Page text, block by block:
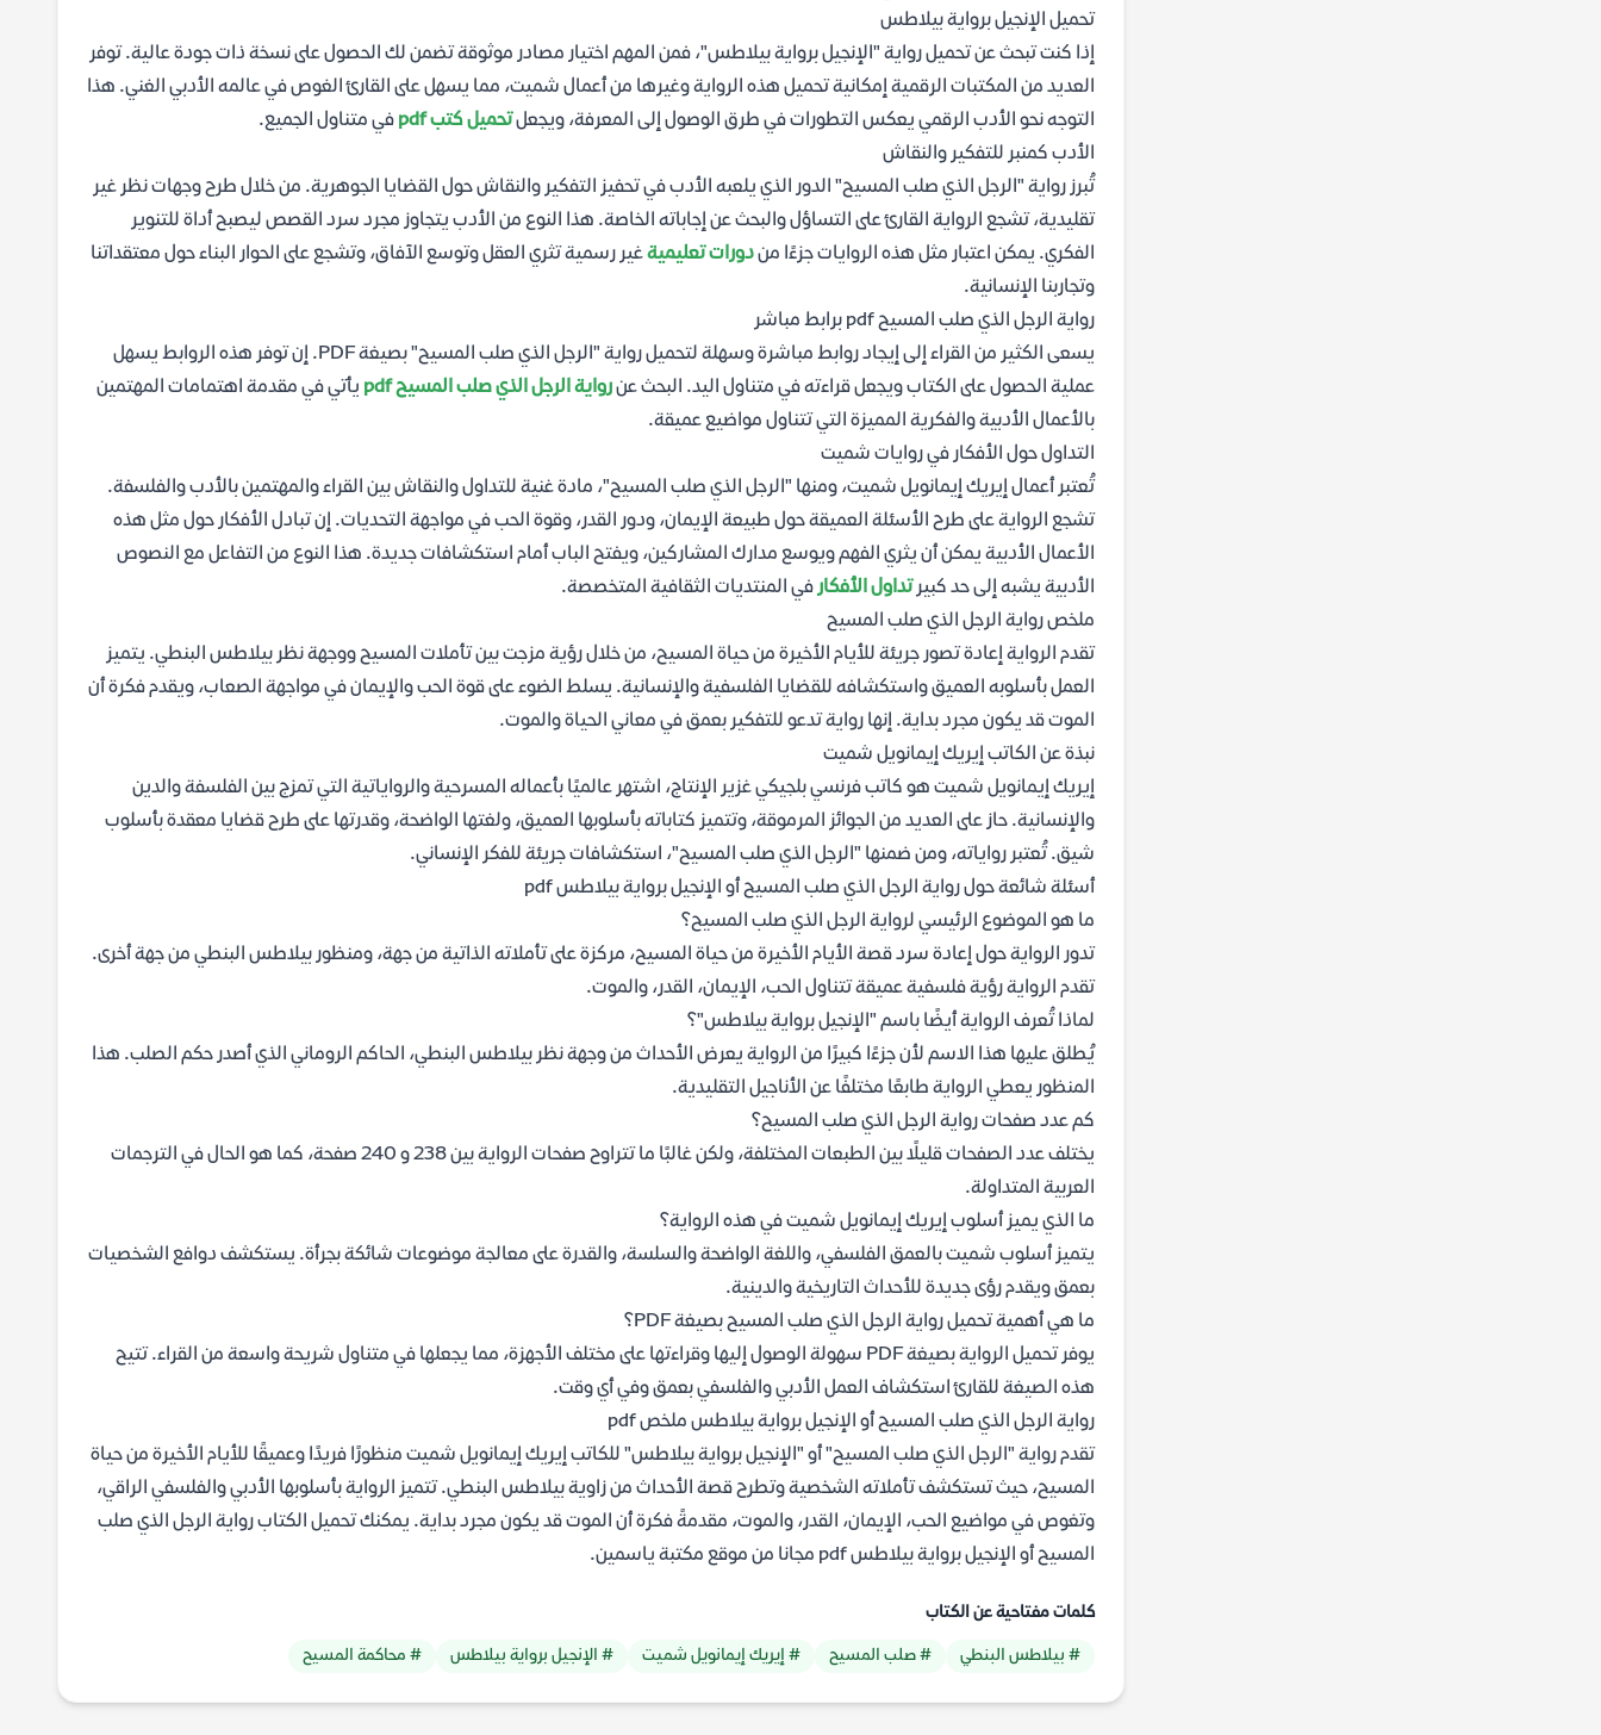
تحميل الإنجيل برواية بيلاطس
إذا كنت تبحث عن تحميل رواية "الإنجيل برواية بيلاطس"، فمن المهم اختيار مصادر موثوقة تضمن لك الحصول على نسخة ذات جودة عالية. توفر
العديد من المكتبات الرقمية إمكانية تحميل هذه الرواية وغيرها من أعمال شميت، مما يسهل على القارئ الغوص في عالمه الأدبي الغني. هذا
التوجه نحو الأدب الرقمي يعكس التطورات في طرق الوصول إلى المعرفة، ويجعلتحميل كتب pdf
في متناول الجميع.
الأدب كمنبر للتفكير والنقاش
تُبرز رواية "الرجل الذي صلب المسيح" الدور الذي يلعبه الأدب في تحفيز التفكير والنقاش حول القضايا الجوهرية. من خلال طرح وجهات نظر غير
تقليدية، تشجع الرواية القارئ على التساؤل والبحث عن إجاباته الخاصة. هذا النوع من الأدب يتجاوز مجرد سرد القصص ليصبح أداة للتنوير
الفكري. يمكن اعتبار مثل هذه الروايات جزءًا مندورات تعليميةغير رسمية تثري العقل وتوسع الآفاق، وتشجع على الحوار البناء حول معتقداتنا
وتجاربنا الإنسانية.
رواية الرجل الذي صلب المسيح pdf برابط مباشر
يسعى الكثير من القراء إلى إيجاد روابط مباشرة وسهلة لتحميل رواية "الرجل الذي صلب المسيح" بصيغة PDF. إن توفر هذه الروابط يسهل
عملية الحصول على الكتاب ويجعل قراءته في متناول اليد. البحث عنرواية الرجل الذي صلب المسيح pdf
يأتي في مقدمة اهتمامات المهتمين
بالأعمال الأدبية والفكرية المميزة التي تتناول مواضيع عميقة.
التداول حول الأفكار في روايات شميت
تُعتبر أعمال إيريك إيمانويل شميت، ومنها "الرجل الذي صلب المسيح"، مادة غنية للتداول والنقاش بين القراء والمهتمين بالأدب والفلسفة.
تشجع الرواية على طرح الأسئلة العميقة حول طبيعة الإيمان، ودور القدر، وقوة الحب في مواجهة التحديات. إن تبادل الأفكار حول مثل هذه
الأعمال الأدبية يمكن أن يثري الفهم ويوسع مدارك المشاركين، ويفتح الباب أمام استكشافات جديدة. هذا النوع من التفاعل مع النصوص
الأدبية يشبه إلى حد كبيرتداول الأفكارفي المنتديات الثقافية المتخصصة.
ملخص رواية الرجل الذي صلب المسيح
تقدم الرواية إعادة تصور جريئة للأيام الأخيرة من حياة المسيح، من خلال رؤية مزجت بين تأملات المسيح ووجهة نظر بيلاطس البنطي. يتميز
العمل بأسلوبه العميق واستكشافه للقضايا الفلسفية والإنسانية. يسلط الضوء على قوة الحب والإيمان في مواجهة الصعاب، ويقدم فكرة أن
الموت قد يكون مجرد بداية. إنها رواية تدعو للتفكير بعمق في معاني الحياة والموت.
نبذة عن الكاتب إيريك إيمانويل شميت
إيريك إيمانويل شميت هو كاتب فرنسي بلجيكي غزير الإنتاج، اشتهر عالميًا بأعماله المسرحية والرواياتية التي تمزج بين الفلسفة والدين
والإنسانية. حاز على العديد من الجوائز المرموقة، وتتميز كتاباته بأسلوبها العميق، ولغتها الواضحة، وقدرتها على طرح قضايا معقدة بأسلوب
شيق. تُعتبر رواياته، ومن ضمنها "الرجل الذي صلب المسيح"، استكشافات جريئة للفكر الإنساني.
أسئلة شائعة حول رواية الرجل الذي صلب المسيح أو الإنجيل برواية بيلاطس pdf
ما هو الموضوع الرئيسي لرواية الرجل الذي صلب المسيح؟
تدور الرواية حول إعادة سرد قصة الأيام الأخيرة من حياة المسيح، مركزة على تأملاته الذاتية من جهة، ومنظور بيلاطس البنطي من جهة أخرى.
تقدم الرواية رؤية فلسفية عميقة تتناول الحب، الإيمان، القدر، والموت.
لماذا تُعرف الرواية أيضًا باسم "الإنجيل برواية بيلاطس"؟
يُطلق عليها هذا الاسم لأن جزءًا كبيرًا من الرواية يعرض الأحداث من وجهة نظر بيلاطس البنطي، الحاكم الروماني الذي أصدر حكم الصلب. هذا
المنظور يعطي الرواية طابعًا مختلفًا عن الأناجيل التقليدية.
كم عدد صفحات رواية الرجل الذي صلب المسيح؟
يختلف عدد الصفحات قليلًا بين الطبعات المختلفة، ولكن غالبًا ما تتراوح صفحات الرواية بين 238 و 240 صفحة، كما هو الحال في الترجمات
العربية المتداولة.
ما الذي يميز أسلوب إيريك إيمانويل شميت في هذه الرواية؟
يتميز أسلوب شميت بالعمق الفلسفي، واللغة الواضحة والسلسة، والقدرة على معالجة موضوعات شائكة بجرأة. يستكشف دوافع الشخصيات
بعمق ويقدم رؤى جديدة للأحداث التاريخية والدينية.
ما هي أهمية تحميل رواية الرجل الذي صلب المسيح بصيغة PDF؟
يوفر تحميل الرواية بصيغة PDF سهولة الوصول إليها وقراءتها على مختلف الأجهزة، مما يجعلها في متناول شريحة واسعة من القراء. تتيح
هذه الصيغة للقارئ استكشاف العمل الأدبي والفلسفي بعمق وفي أي وقت.
رواية الرجل الذي صلب المسيح أو الإنجيل برواية بيلاطس ملخص pdf
تقدم رواية "الرجل الذي صلب المسيح" أو "الإنجيل برواية بيلاطس" للكاتب إيريك إيمانويل شميت منظورًا فريدًا وعميقًا للأيام الأخيرة من حياة
المسيح، حيث تستكشف تأملاته الشخصية وتطرح قصة الأحداث من زاوية بيلاطس البنطي. تتميز الرواية بأسلوبها الأدبي والفلسفي الراقي،
وتغوص في مواضيع الحب، الإيمان، القدر، والموت، مقدمةً فكرة أن الموت قد يكون مجرد بداية. يمكنك تحميل الكتاب رواية الرجل الذي صلب
المسيح أو الإنجيل برواية بيلاطس pdf مجانا من موقع مكتبة ياسمين.
كلمات مفتاحية عن الكتاب
# بيلاطس البنطي # صلب المسيح # إيريك إيمانويل شميت # الإنجيل برواية بيلاطس # محاكمة المسيح